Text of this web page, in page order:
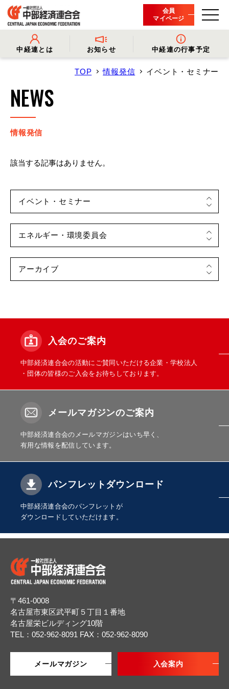
会員
マイページ
中経連とは
- 会長挨拶
- 役員名簿
- 会員一覧
お知らせ
- プレスリリース
- 会長コメント
- イベント・セミナー
中経連の行事予定
TOP 情報発信 イベント・セミナー
NEWS
情報発信
該当する記事はありません。
入会のご案内
中部経済連合会の活動にご賛同いただける企業・学校法人
・団体の皆様のご入会をお待ちしております。
メールマガジンのご案内
中部経済連合会のメールマガジンはいち早く、
有用な情報を配信しています。
パンフレットダウンロード
中部経済連合会のパンフレットが
ダウンロードしていただけます。
〒461-0008
名古屋市東区武平町５丁目１番地
名古屋栄ビルディング10階
TEL：052-962-8091 FAX：052-962-8090
メールマガジン 入会案内